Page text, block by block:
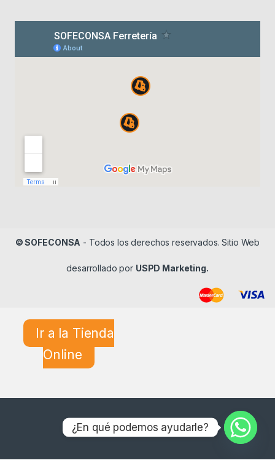
© SOFECONSA - Todos los derechos reservados. Sitio Web
desarrollado por USPD Marketing.
Ir a la Tienda
Online
¿En qué podemos ayudarle?